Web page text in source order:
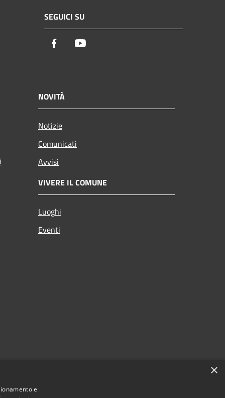
SEGUICI SU
Facebook
NOVITÀ
Notizie
Comunicati
Avvisi
VIVERE IL COMUNE
Luoghi
Eventi
×
e